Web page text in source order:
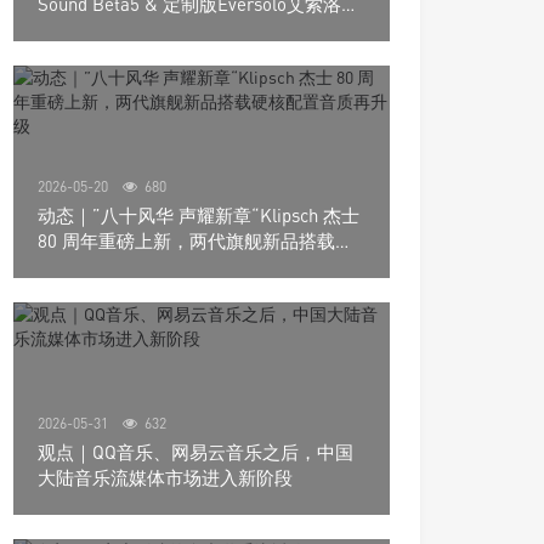
2026-05-20 680
动态｜”八十风华 声耀新章“Klipsch 杰士
80 周年重磅上新，两代旗舰新品搭载硬
2026-05-31 632
观点｜QQ音乐、网易云音乐之后，中国
大陆音乐流媒体市场进入新阶段